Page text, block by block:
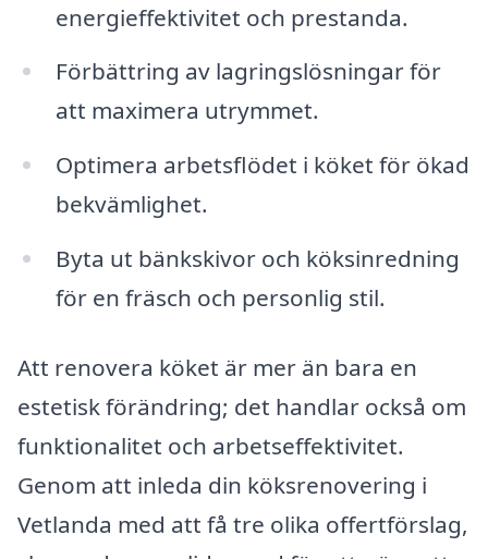
energieffektivitet och prestanda.
Förbättring av lagringslösningar för
att maximera utrymmet.
Optimera arbetsflödet i köket för ökad
bekvämlighet.
Byta ut bänkskivor och köksinredning
för en fräsch och personlig stil.
Att renovera köket är mer än bara en
estetisk förändring; det handlar också om
funktionalitet och arbetseffektivitet.
Genom att inleda din köksrenovering i
Vetlanda med att få tre olika offertförslag,